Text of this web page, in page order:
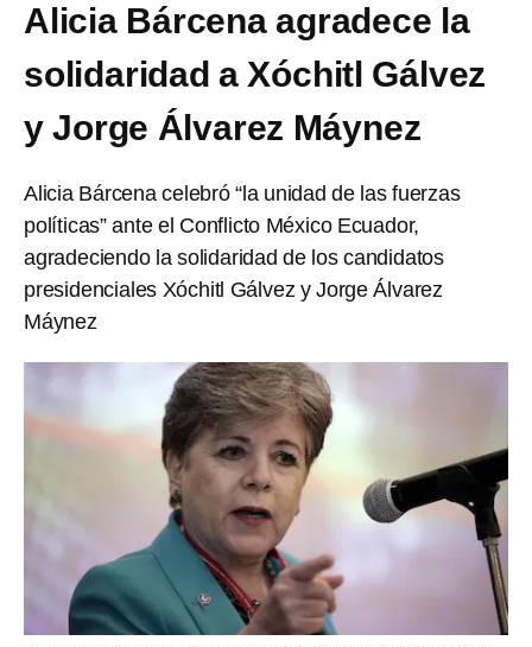
Alicia Bárcena agradece la
solidaridad a Xóchitl Gálvez
y Jorge Álvarez Máynez
Alicia Bárcena celebró “la unidad de las fuerzas
políticas” ante el Conflicto México Ecuador,
agradeciendo la solidaridad de los candidatos
presidenciales Xóchitl Gálvez y Jorge Álvarez
Máynez